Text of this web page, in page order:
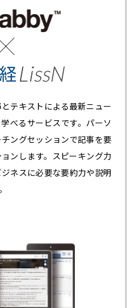
テキストによる最新ニュー
べるサービスです。パーソ
ングセッションで記事を要
ンします。スピーキング力
ネスに必要な要約力や説明